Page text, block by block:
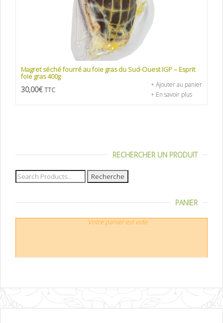
Magret séché fourré au foie gras du Sud-Ouest IGP – Esprit
foie gras 400g
30,00€ TTC
+ Ajouter au panier
+ En savoir plus
RECHERCHER UN PRODUIT
Recherche
pour :
PANIER
Votre panier est vide.